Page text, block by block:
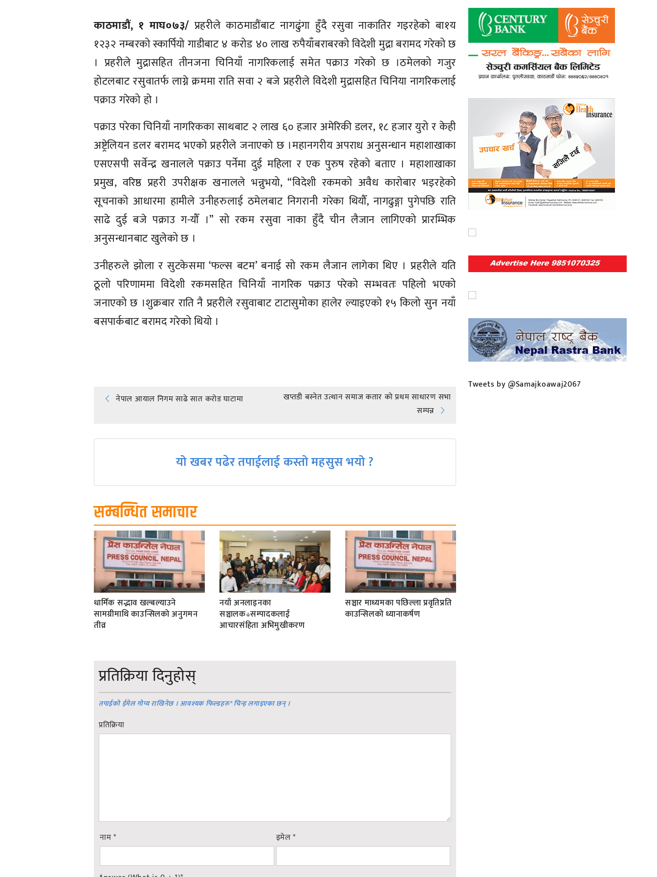
काठमाडौं, १ माघ०७३/ प्रहरीले काठमाडौंबाट नागढुंगा हुँदै रसुवा नाकातिर गइरहेको बा१य
१२३२ नम्बरको स्कार्पियो गाडीबाट ४ करोड ४० लाख रुपैयाँबराबरको विदेशी मुद्रा बरामद गरेको छ
। प्रहरीले मुद्रासहित तीनजना चिनियाँ नागरिकलाई समेत पक्राउ गरेको छ ।ठमेलको गजुर
होटलबाट रसुवातर्फ लाग्ने क्रममा राति सवा २ बजे प्रहरीले विदेशी मुद्रासहित चिनिया नागरिकलाई
पक्राउ गरेको हो ।
पक्राउ परेका चिनियाँ नागरिकका साथबाट २ लाख ६० हजार अमेरिकी डलर, १८ हजार युरो र केही
अष्ट्रेलियन डलर बरामद भएको प्रहरीले जनाएको छ ।महानगरीय अपराध अनुसन्धान महाशाखाका
एसएसपी सर्वेन्द्र खनालले पक्राउ पर्नेमा दुई महिला र एक पुरुष रहेको बताए । महाशाखाका
प्रमुख, वरिष्ठ प्रहरी उपरीक्षक खनालले भन्नुभयो, “विदेशी रकमको अवैध कारोबार भइरहेको
सूचनाको आधारमा हामीले उनीहरुलाई ठमेलबाट निगरानी गरेका थियौँ, नागढुङ्गा पुगेपछि राति
साढे दुई बजे पक्राउ ग-यौँ ।” सो रकम रसुवा नाका हुँदै चीन लैजान लागिएको प्रारम्भिक
अनुसन्धानबाट खुलेको छ ।
उनीहरुले झोला र सुटकेसमा ‘फल्स बटम’ बनाई सो रकम लैजान लागेका थिए । प्रहरीले यति
ठूलो परिणाममा विदेशी रकमसहित चिनियाँ नागरिक पक्राउ परेको सम्भवतः पहिलो भएको
जनाएको छ ।शुक्रबार राति नै प्रहरीले रसुवाबाट टाटासुमोका हालेर ल्याइएको १५ किलो सुन नयाँ
बसपार्कबाट बरामद गरेको थियो ।
Post
navigation
नेपाल आयाल निगम साढे सात करोड घाटामा
खप्तडी बस्नेत उत्थान समाज कतार को प्रथम साधारण सभा
सम्पन्न
यो खबर पढेर तपाईलाई कस्तो महसुस भयो ?
सम्बन्धित समाचार
धार्मिक सद्भाव खल्बल्याउने
सामग्रीमाथि काउन्सिलको अनुगमन
तीव्र
नयाँ अनलाइनका
सञ्चालक÷सम्पादकलाई
आचारसंहिता अभिमुखीकरण
सञ्चार माध्यमका पछिल्ला प्रवृतिप्रति
काउन्सिलको ध्यानाकर्षण
प्रतिक्रिया दिनुहोस्
तपाईको ईमेल गोप्य राखिनेछ । आवश्यक फिल्डहरु*चिन्ह लगाइएका छन् ।
प्रतिक्रिया
नाम* इमेल*
Tweets by @Samajkoawaj2067